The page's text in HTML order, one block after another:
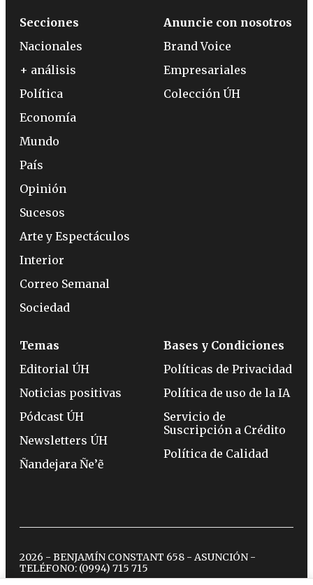
Secciones
Nacionales
+ análisis
Política
Economía
Mundo
País
Opinión
Sucesos
Arte y Espectáculos
Interior
Correo Semanal
Sociedad
Anuncie con nosotros
Brand Voice
Empresariales
Colección ÚH
Temas
Editorial ÚH
Noticias positivas
Pódcast ÚH
Newsletters ÚH
Ñandejara Ñe’ẽ
Bases y Condiciones
Políticas de Privacidad
Política de uso de la IA
Servicio de
Suscripción a Crédito
Política de Calidad
2026 - BENJAMÍN CONSTANT 658 - ASUNCIÓN -
TELÉFONO: (0994) 715 715